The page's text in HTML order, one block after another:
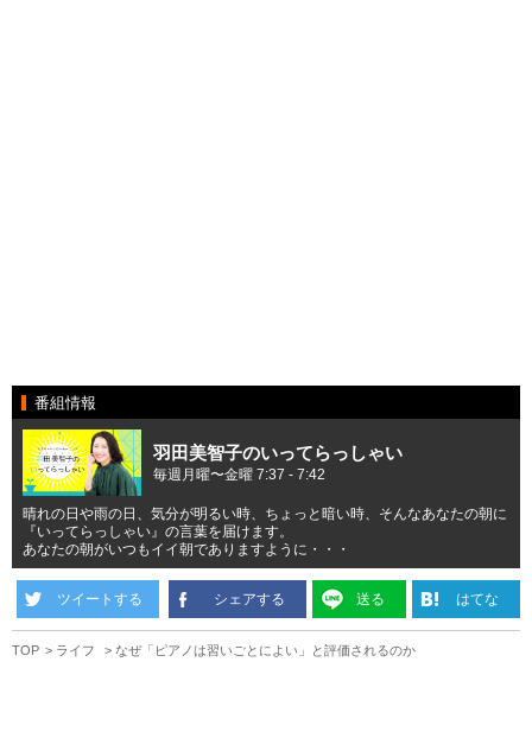
番組情報
羽田美智子のいってらっしゃい
毎週月曜〜金曜 7:37 - 7:42
晴れの日や雨の日、気分が明るい時、ちょっと暗い時、そんなあなたの朝に
『いってらっしゃい』の言葉を届けます。
あなたの朝がいつもイイ朝でありますように・・・
ツイートする シェアする 送る はてな
TOP ライフ なぜ「ピアノは習いごとによい」と評価されるのか